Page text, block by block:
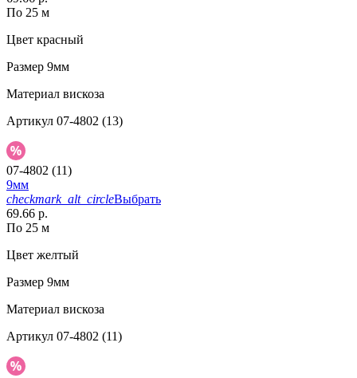
По 25 м
Цвет красный
Размер 9мм
Материал вискоза
Артикул 07-4802 (13)
07-4802 (11)
9мм
checkmark_alt_circleВыбрать
69.66 р.
По 25 м
Цвет желтый
Размер 9мм
Материал вискоза
Артикул 07-4802 (11)